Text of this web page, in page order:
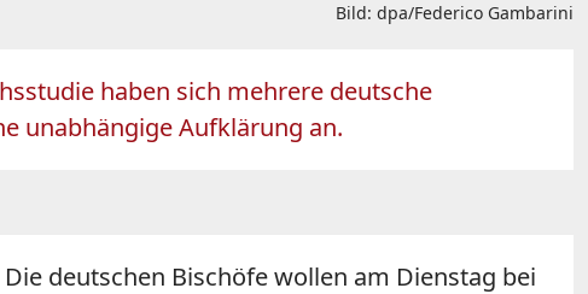
Bild: dpa/Federico Gambarini
haben sich mehrere deutsche
unabhängige Aufklärung an.
deutschen Bischöfe wollen am Dienstag bei